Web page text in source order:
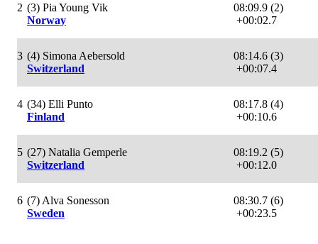
2 (3) Pia Young Vik
Norway
08:09.9 (2)
+00:02.7
3 (4) Simona Aebersold
Switzerland
08:14.6 (3)
+00:07.4
4 (34) Elli Punto
Finland
08:17.8 (4)
+00:10.6
5 (27) Natalia Gemperle
Switzerland
08:19.2 (5)
+00:12.0
6 (7) Alva Sonesson
Sweden
08:30.7 (6)
+00:23.5